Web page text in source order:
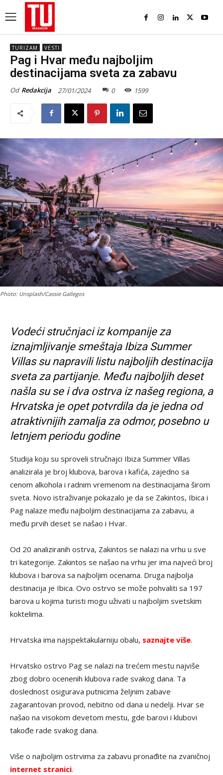
TURIZAM VESTI
Pag i Hvar među najboljim
destinacijama sveta za zabavu
Od Redakcija 27/01/2024 0 1599
Photo: Unsplash/Cassie Gallegos
Vodeći stručnjaci iz kompanije za
iznajmljivanje smeštaja Ibiza Summer
Villas su napravili listu najboljih destinacija
sveta za partijanje. Među najboljih deset
našla su se i dva ostrva iz našeg regiona, a
Hrvatska je opet potvrdila da je jedna od
atraktivnijih zamalja za odmor, posebno u
letnjem periodu godine
Studija koju su sproveli stručnajci Ibiza Summer Villas
analizirala je broj klubova, barova i kafića, zajedno sa
cenom alkohola i radnim vremenom na destinacijama širom
sveta. Novo istraživanje pokazalo je da se Zakintos, Ibica i
Pag nalaze među najboljim destinacijama za zabavu, a
među prvih deset se našao i Hvar.
Od 20 analiziranih ostrva, Zakintos se nalazi na vrhu u sve
tri kategorije. Zakintos se našao na vrhu jer ima najveći broj
klubova i barova sa najboljim ocenama. Druga najbolja
destinacija je Ibica. Ovo ostrvo se može pohvaliti sa 197
barova u kojima turisti mogu uživati u najboljim svetskim
koktelima.
Hrvatska ima najspektakularniju obalu, saznajte više.
Hrvatsko ostrvo Pag se nalazi na trećem mestu najviše
zbog dobro ocenenih klubova rade svakog dana. Ta
doslednost osigurava putnicima željnim zabave
zagarantovan provod, nebitno od dana u nedelji. Hvar se
našao na visokom devetom mestu, gde barovi i klubovi
takođe rade svakog dana.
Više o najboljim ostrvima za zabavu pronađite na zvaničnoj
internet stranici.